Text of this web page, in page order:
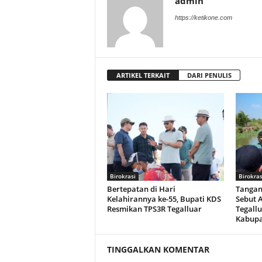
https://ketikone.com
ARTIKEL TERKAIT DARI PENULIS
Birokrasi
Bertepatan di Hari
Kelahirannya ke-55, Bupati KDS
Resmikan TPS3R Tegalluar
Sebut
TINGGALKAN KOMENTAR